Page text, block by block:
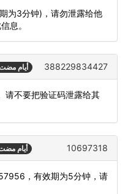
为3分钟)，请勿泄露给他
息。
228 أيام 388229834427
请不要把验证码泄露给其
228 أيام 10697318
，有效期为5分钟，请